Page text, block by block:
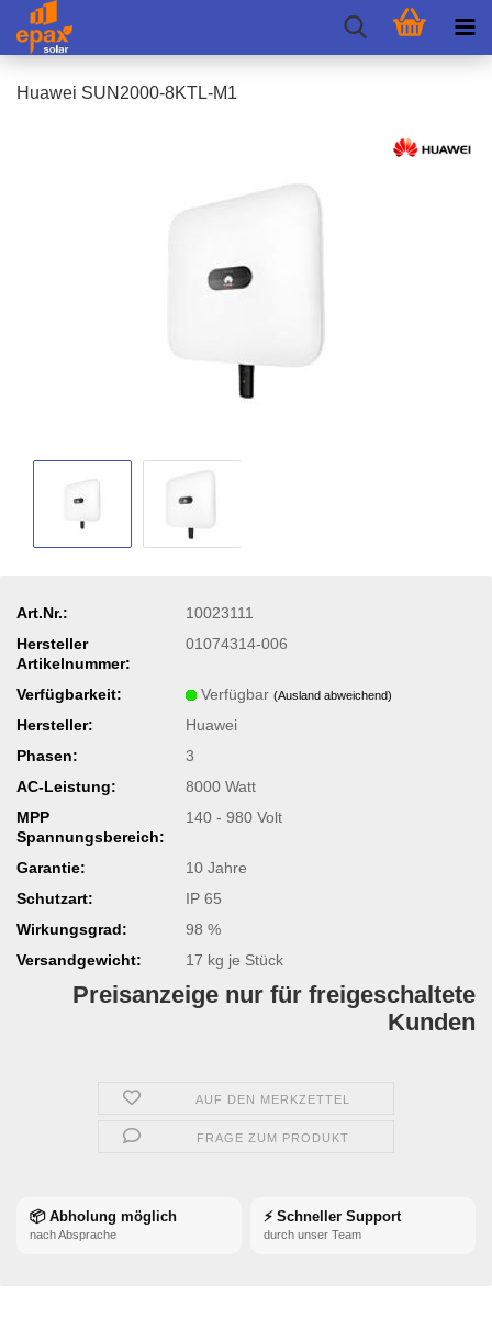
Hua­wei SUN2000-​8KTL-M1
Art.Nr.:
10023111
Hersteller
Artikelnummer:
01074314-006
Verfügbarkeit: Verfügbar (Ausland abweichend)
Hersteller:
Huawei
Phasen:
3
AC-Leistung:
8000 Watt
MPP
Spannungsbereich:
140 - 980 Volt
Garantie:
10 Jahre
Schutzart:
IP 65
Wirkungsgrad:
98 %
Versandgewicht:
17 kg je Stück
Preisanzeige nur für freigeschaltete
Kunden
AUF DEN MERKZETTEL
FRAGE ZUM PRODUKT
📦 Abholung möglich
nach Absprache
⚡ Schneller Support
durch unser Team